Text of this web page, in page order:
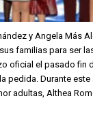
y Angela Más
familias para ser
oficial el pasado fin
pedida. Durante este
adultas, Althea